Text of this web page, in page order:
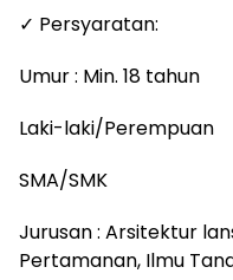
✓ Persyaratan:
Umur : Min. 18 tahun
Laki-laki/Perempuan
SMA/SMK
Jurusan : Arsitektur
Pertamanan, Ilmu